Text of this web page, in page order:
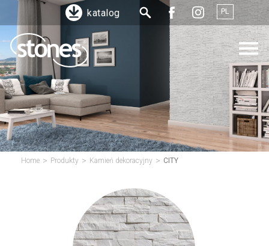
katalog PL
Home > Produkty > Kamień dekoracyjny > CITY